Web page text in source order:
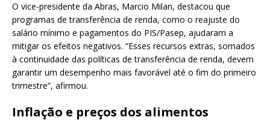
O vice-presidente da Abras, Marcio Milan, destacou que
programas de transferência de renda, como o reajuste do
salário mínimo e pagamentos do PIS/Pasep, ajudaram a
mitigar os efeitos negativos. “Esses recursos extras, somados
à continuidade das políticas de transferência de renda, devem
garantir um desempenho mais favorável até o fim do primeiro
trimestre”, afirmou.
Inflação e preços dos alimentos